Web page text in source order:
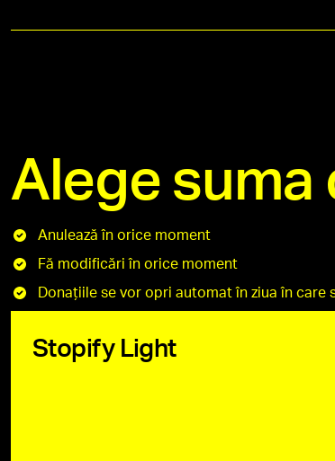
Alege suma
Anulează în orice moment
Fă modificări în orice moment
Donațiile se vor opri automat în ziua în care
Stopify Light